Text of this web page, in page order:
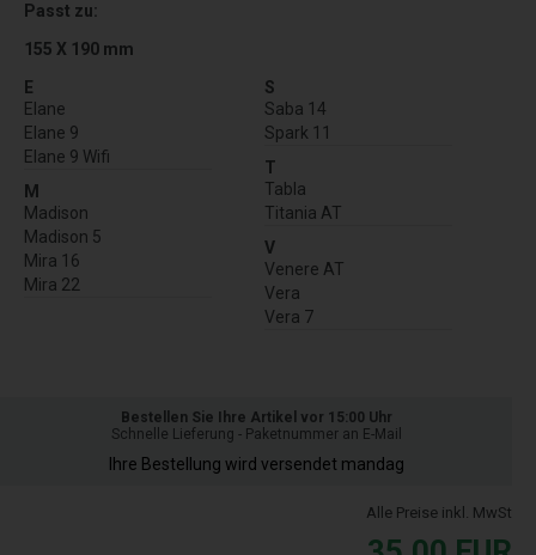
Passt zu:
155 X 190 mm
E
Elane
Elane 9
Elane 9 Wifi
M
Madison
Madison 5
Mira 16
Mira 22
S
Saba 14
Spark 11
T
Tabla
Titania AT
V
Venere AT
Vera
Vera 7
Bestellen Sie Ihre Artikel vor 15:00 Uhr
Schnelle Lieferung - Paketnummer an E-Mail
Ihre Bestellung wird versendet mandag
Alle Preise inkl. MwSt